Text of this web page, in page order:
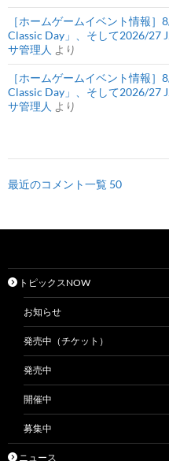
［ホームゲームイベント情報
Classic Day」、そして2026/27
サ管理人 より
［ホームゲームイベント情報
Classic Day」、そして2026/27
サ管理人 より
最近のコメント一覧 50
トピックスNOW
お知らせ
発売中（チケット）
発売中
開催中
募集中
ニュース